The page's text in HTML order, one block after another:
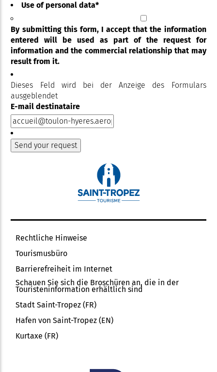
Use of personal data*
By submitting this form, I accept that the information
entered will be used as part of the request for
information and the commercial relationship that may
result from it.
Dieses Feld wird bei der Anzeige des Formulars
ausgeblendet
E-mail destinataire
Rechtliche Hinweise
Tourismusbüro
Barrierefreiheit im Internet
Schauen Sie sich die Broschüren an, die in der
Touristeninformation erhältlich sind
Stadt Saint-Tropez (FR)
Hafen von Saint-Tropez (EN)
Kurtaxe (FR)